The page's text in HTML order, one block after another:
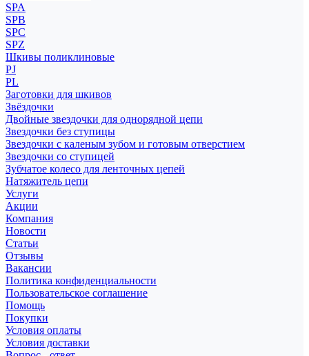
SPA
SPB
SPC
SPZ
Шкивы поликлиновые
PJ
PL
Заготовки для шкивов
Звёздочки
Двойные звездочки для однорядной цепи
Звездочки без ступицы
Звездочки с каленым зубом и готовым отверстием
Звездочки со ступицей
Зубчатое колесо для ленточных цепей
Натяжитель цепи
Услуги
Акции
Компания
Новости
Статьи
Отзывы
Вакансии
Политика конфиденциальности
Пользовательское соглашение
Помощь
Покупки
Условия оплаты
Условия доставки